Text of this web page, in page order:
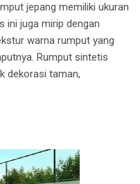
jepang memiliki ukuran
ini juga mirip dengan
warna rumput yang
Rumput sintetis
dekorasi taman,